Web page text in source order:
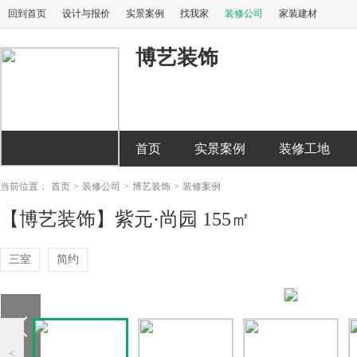
回到首页 设计与报价 实景案例 找我家 装修公司 家装建材
博艺装饰
首页 实景案例 装修工地
当前位置： 首页 > 装修公司 > 博艺装饰 > 装修案例
【博艺装饰】紫元·尚园 155㎡
三室 简约
<